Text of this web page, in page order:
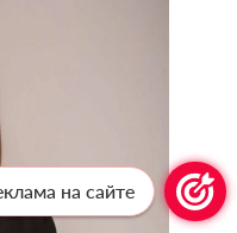
на сайте